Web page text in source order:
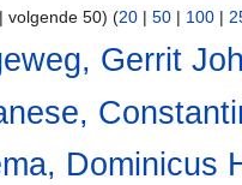
volgende 50) (20 | 50 | 100 |
Gerrit
Dominicus